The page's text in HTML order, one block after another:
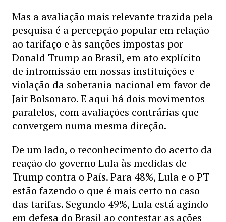
Mas a avaliação mais relevante trazida pela
pesquisa é a percepção popular em relação
ao tarifaço e às sanções impostas por
Donald Trump ao Brasil, em ato explícito
de intromissão em nossas instituições e
violação da soberania nacional em favor de
Jair Bolsonaro. E aqui há dois movimentos
paralelos, com avaliações contrárias que
convergem numa mesma direção.
De um lado, o reconhecimento do acerto da
reação do governo Lula às medidas de
Trump contra o País. Para 48%, Lula e o PT
estão fazendo o que é mais certo no caso
das tarifas. Segundo 49%, Lula está agindo
em defesa do Brasil ao contestar as ações